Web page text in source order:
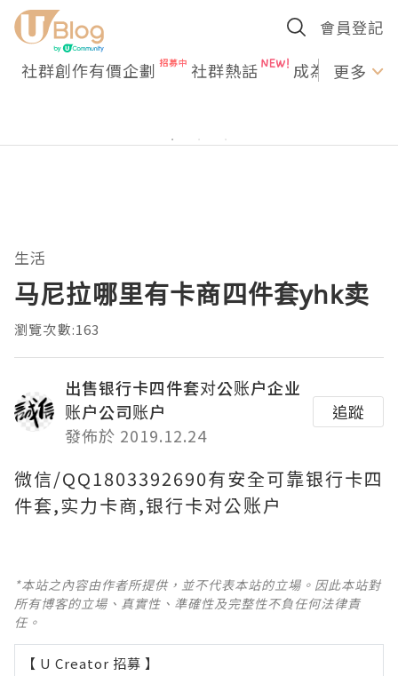
會員登記
社群創作有價企劃 社群熱話 成為U更多
生活
马尼拉哪里有卡商四件套yhk卖
瀏覽次數:163
出售银行卡四件套对公账户企业
账户公司账户
發佈於 2019.12.24
追蹤
微信/QQ1803392690有安全可靠银行卡四
件套,实力卡商,银行卡对公账户
*本站之內容由作者所提供，並不代表本站的立場。因此本站對
所有博客的立場、真實性、準確性及完整性不負任何法律責
任。
【 U Creator 招募 】